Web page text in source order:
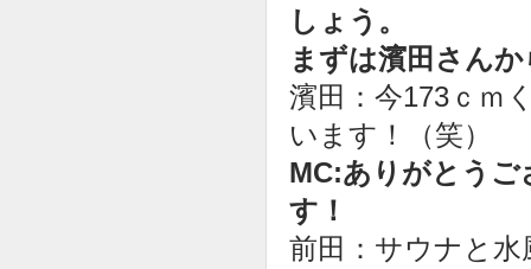
しょう。
まずは濱田さん
濱田：今173ｃｍ
います！（笑）
MC:ありがとうご
す！
前田：サウナと